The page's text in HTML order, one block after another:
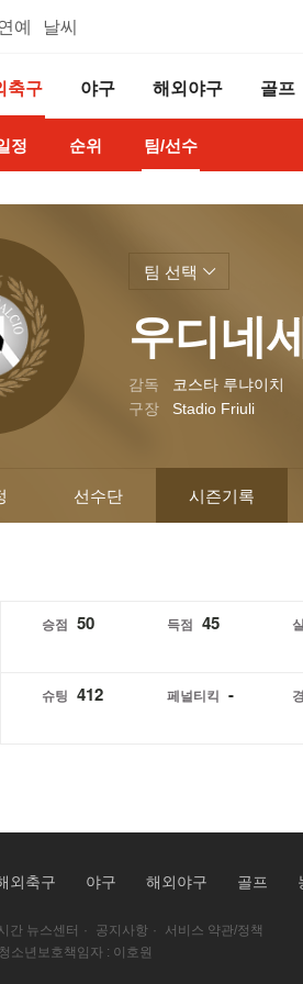
예 날씨
축구 야구 해외야구 골프
정 순위 팀/선수
우디네
감독
코스타 루냐이치
구장
Stadio Friuli
팀 선택
선수단 시즌기록
승점 50 득점 45
슈팅 412 페널티킥 -
외축구 야구 해외야구 골프
간 뉴스센터 · 공지사항 ·
서비스 약관/정책
청소년보호책임자 : 이호원